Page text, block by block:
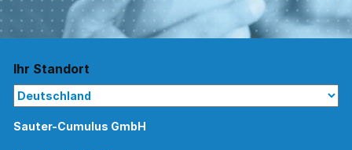
Ihr Standort
Sauter-Cumulus GmbH